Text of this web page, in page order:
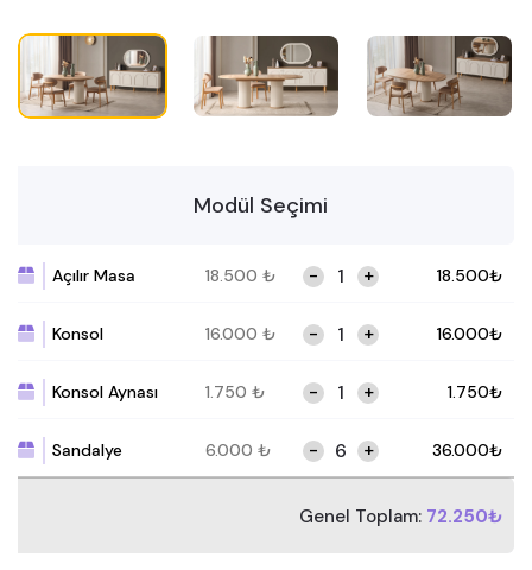
Modül Seçimi
Açılır Masa 18.500 ₺ - + 18.500₺
Konsol 16.000 ₺ - + 16.000₺
Konsol Aynası 1.750 ₺ - + 1.750₺
Sandalye 6.000 ₺ - + 36.000₺
Genel Toplam: 72.250₺